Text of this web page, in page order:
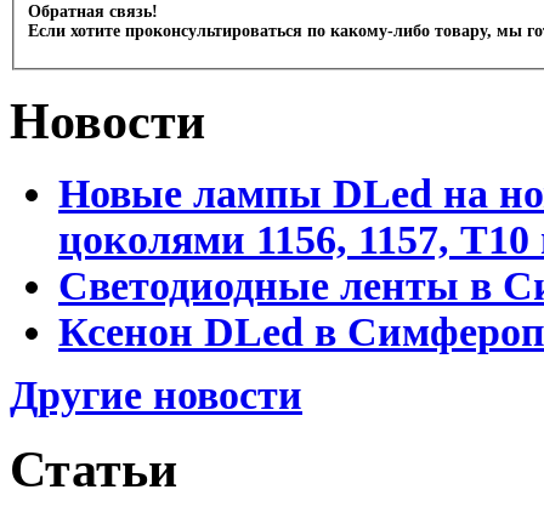
Обратная связь!
Если хотите проконсультироваться по какому-либо товару, мы
Новости
Новые лампы DLed на
цоколями 1156, 1157,
Светодиодные ленты в
Ксенон DLed в
Другие новости
Статьи